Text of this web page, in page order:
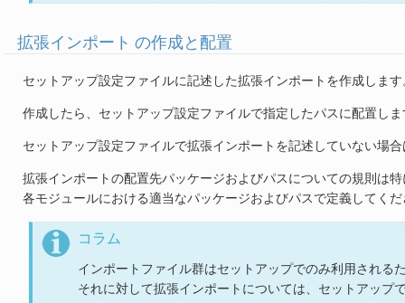
拡張インポート の作成と配置
セットアップ設定ファイルに記述した拡張インポートを作成します
作成したら、セットアップ設定ファイルで指定したパスに配置しま
セットアップ設定ファイルで拡張インポートを記述していない場
拡張インポートの配置先パッケージおよびパスについての規則は
各モジュールにおける適当なパッケージおよびパスで定義してく
コラム
インポートファイル群はセットアップでのみ利用される
それに対して拡張インポートについては、セットアップ